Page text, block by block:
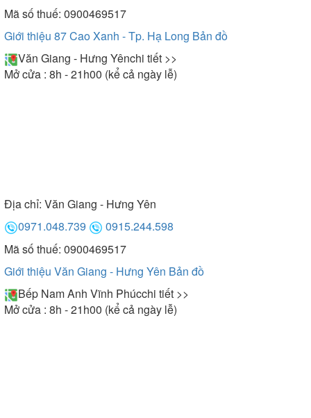
Mã số thuế: 0900469517
Giới thiệu 87 Cao Xanh - Tp. Hạ Long Bản đồ
Văn Giang - Hưng Yênchi tiết >>
Mở cửa : 8h - 21h00 (kể cả ngày lễ)
Địa chỉ: Văn Giang - Hưng Yên
0971.048.739
0915.244.598
Mã số thuế: 0900469517
Giới thiệu Văn Giang - Hưng Yên Bản đồ
Bếp Nam Anh Vĩnh Phúcchi tiết >>
Mở cửa : 8h - 21h00 (kể cả ngày lễ)